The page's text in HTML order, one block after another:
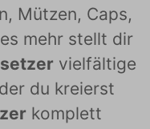
Mützen, Caps,
mehr stellt dir
vielfältige
du kreierst
komplett